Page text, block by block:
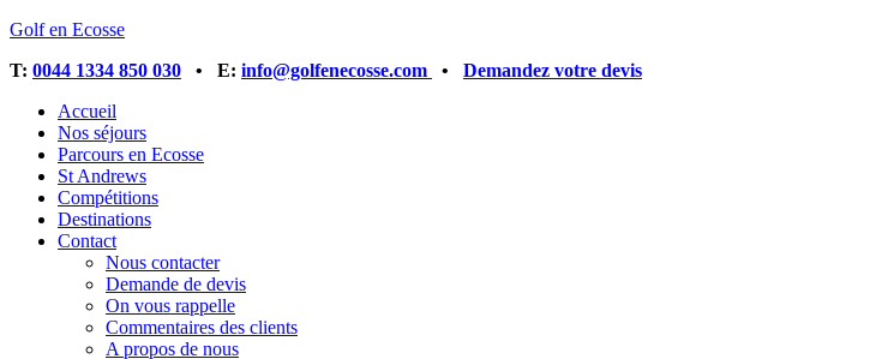
Golf en Ecosse
T: 0044 1334 850 030 • E: info@golfenecosse.com • Demandez votre devis
Accueil
Nos séjours
Parcours en Ecosse
St Andrews
Compétitions
Destinations
Contact
Nous contacter
Demande de devis
On vous rappelle
Commentaires des clients
A propos de nous